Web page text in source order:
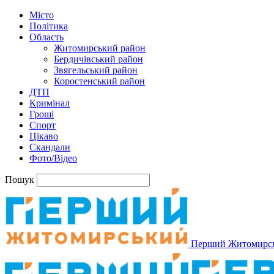
Місто
Політика
Область
Житомирський район
Бердичівський район
Звягельський район
Коростенський район
ДТП
Кримінал
Гроші
Спорт
Цікаво
Скандали
Фото/Відео
Пошук
Перший